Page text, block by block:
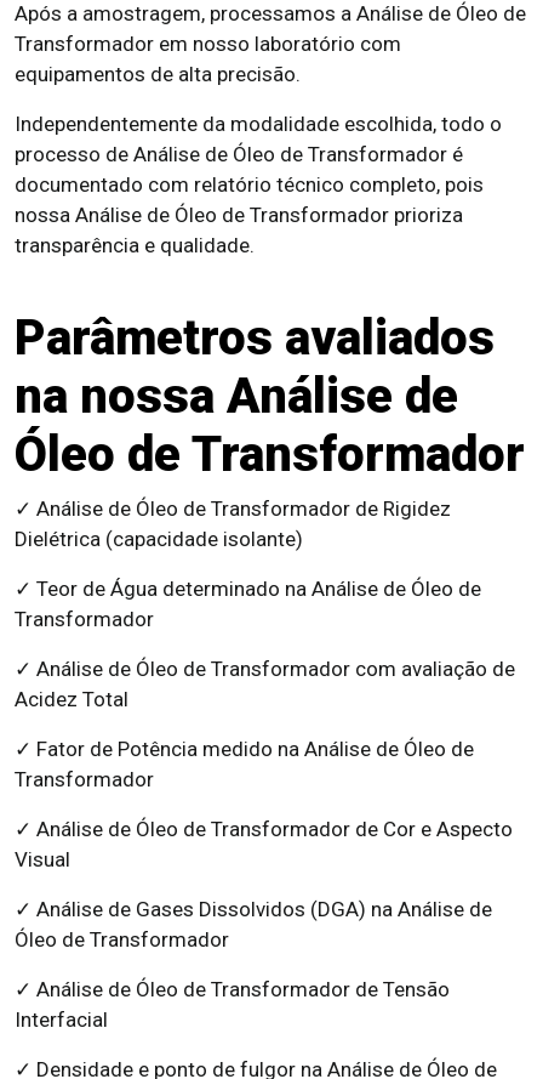
Após a amostragem, processamos a Análise de Óleo de
Transformador em nosso laboratório com
equipamentos de alta precisão.
Independentemente da modalidade escolhida, todo o
processo de Análise de Óleo de Transformador é
documentado com relatório técnico completo, pois
nossa Análise de Óleo de Transformador prioriza
transparência e qualidade.
Parâmetros avaliados
na nossa Análise de
Óleo de Transformador
✓ Análise de Óleo de Transformador de Rigidez
Dielétrica (capacidade isolante)
✓ Teor de Água determinado na Análise de Óleo de
Transformador
✓ Análise de Óleo de Transformador com avaliação de
Acidez Total
✓ Fator de Potência medido na Análise de Óleo de
Transformador
✓ Análise de Óleo de Transformador de Cor e Aspecto
Visual
✓ Análise de Gases Dissolvidos (DGA) na Análise de
Óleo de Transformador
✓ Análise de Óleo de Transformador de Tensão
Interfacial
✓ Densidade e ponto de fulgor na Análise de Óleo de